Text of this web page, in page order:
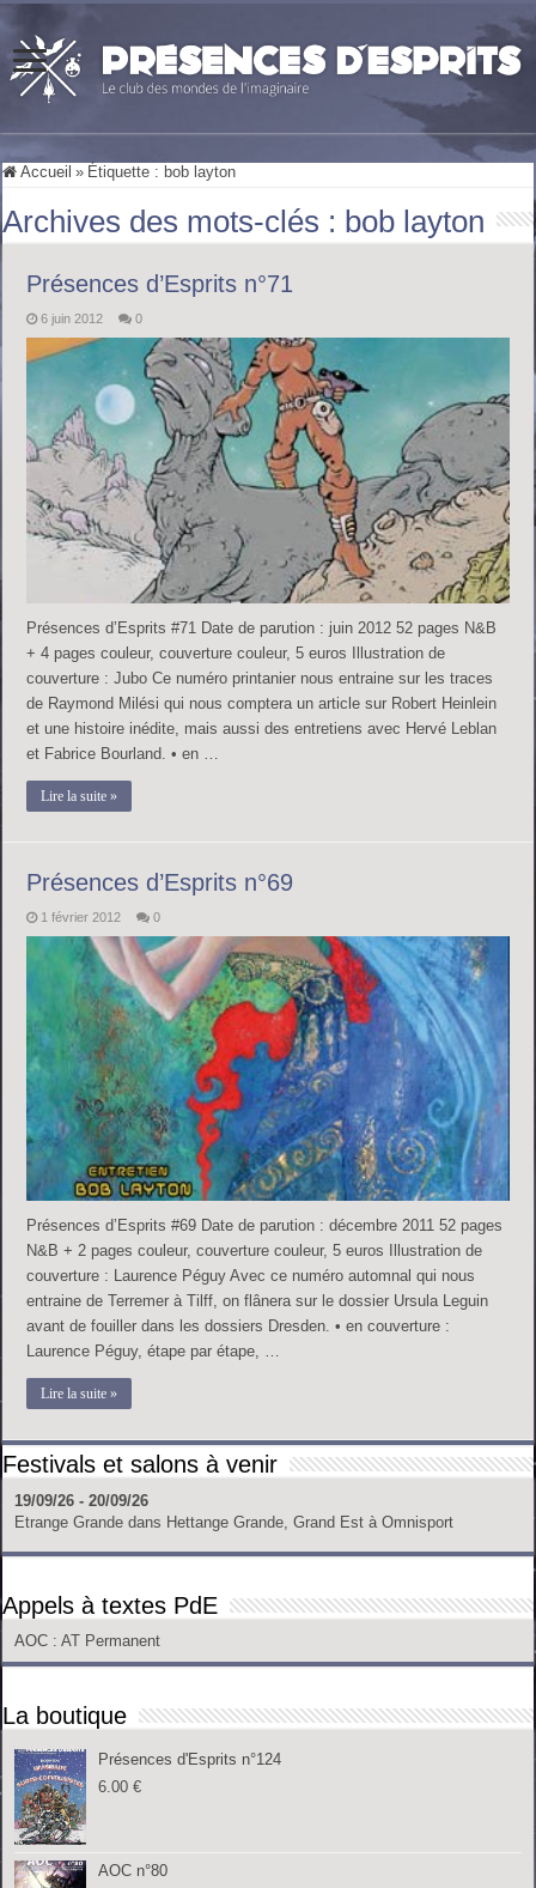
Accueil » Étiquette : bob layton
Archives des mots-clés : bob layton
Présences d’Esprits n°71
6 juin 2012 0
Présences d’Esprits #71 Date de parution : juin 2012 52 pages N&B
+ 4 pages couleur, couverture couleur, 5 euros Illustration de
couverture : Jubo Ce numéro printanier nous entraine sur les traces
de Raymond Milési qui nous comptera un article sur Robert Heinlein
et une histoire inédite, mais aussi des entretiens avec Hervé Leblan
et Fabrice Bourland. • en …
Lire la suite »
Présences d’Esprits n°69
1 février 2012 0
Présences d’Esprits #69 Date de parution : décembre 2011 52 pages
N&B + 2 pages couleur, couverture couleur, 5 euros Illustration de
couverture : Laurence Péguy Avec ce numéro automnal qui nous
entraine de Terremer à Tilff, on flânera sur le dossier Ursula Leguin
avant de fouiller dans les dossiers Dresden. • en couverture :
Laurence Péguy, étape par étape, …
Lire la suite »
Festivals et salons à venir
19/09/26 - 20/09/26
Etrange Grande dans Hettange Grande, Grand Est à Omnisport
Appels à textes PdE
AOC : AT Permanent
La boutique
Présences d'Esprits n°124
6.00€
AOC n°80